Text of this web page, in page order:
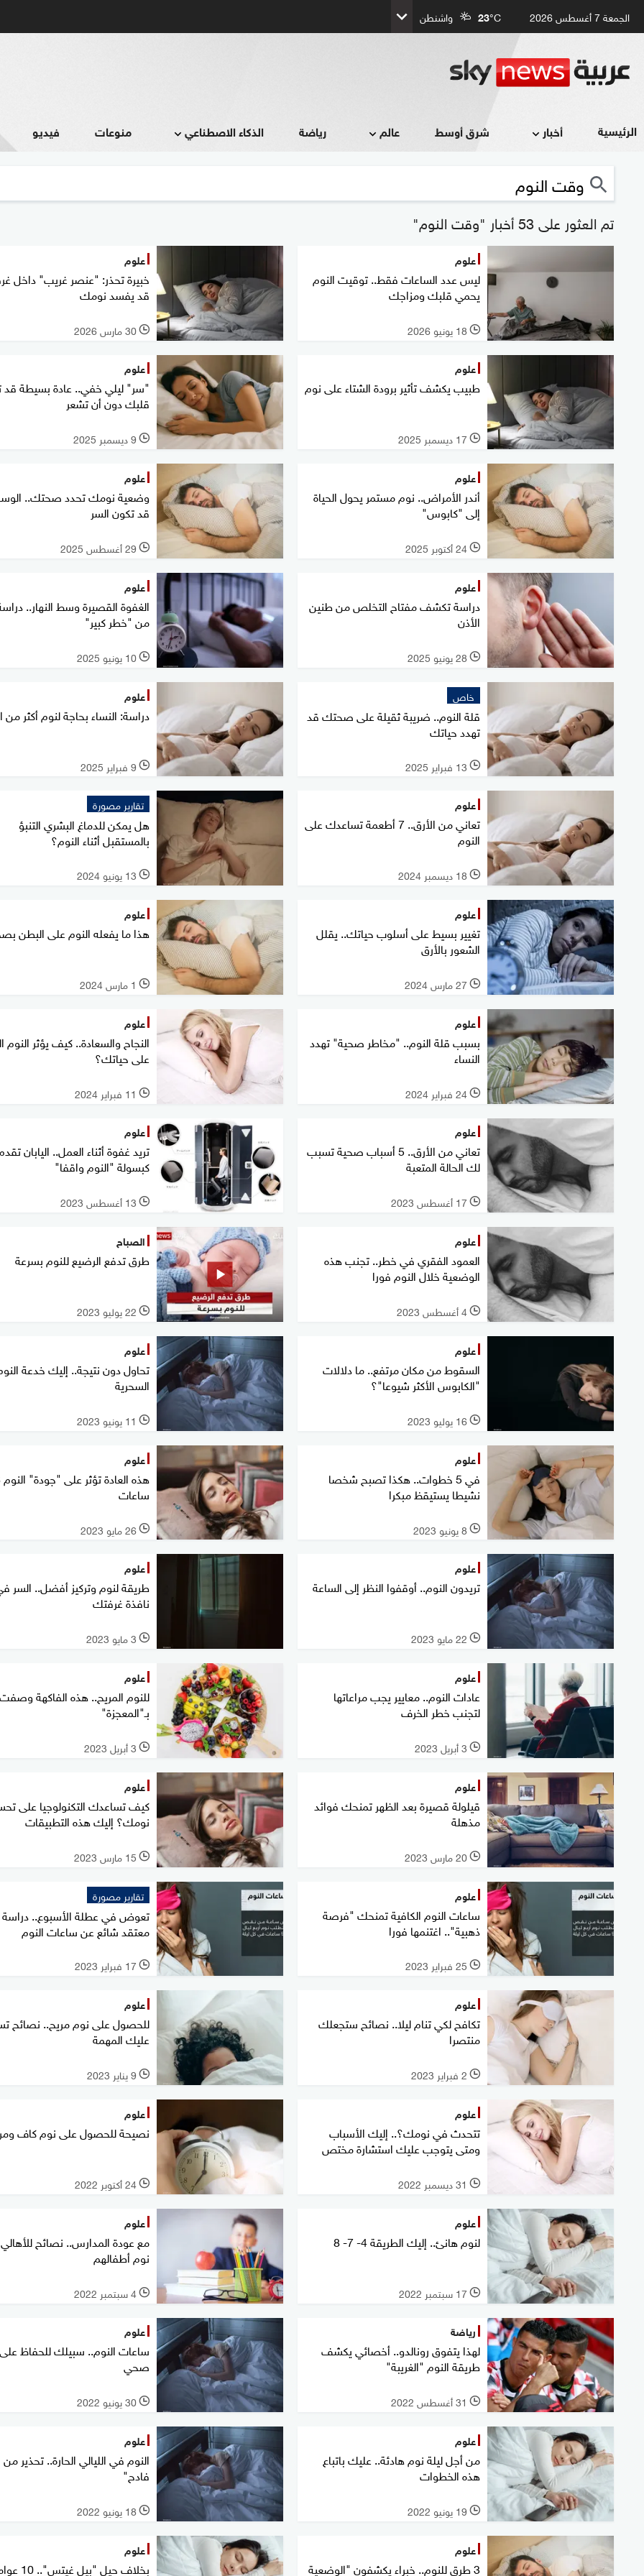
الجمعة 7 أغسطس 2026 23°C واشنطن
الرئيسية أخبار شرق أوسط عالم رياضة الذكاء الاصطناعي منوعات فيديو
تم العثور على 53 أخبار "وقت النوم"
علوم
ليس عدد الساعات فقط.. توقيت النوم
يحمي قلبك ومزاجك
l 18 يونيو 2026
علوم
خبيرة تحذر: "عنصر غريب" داخل
قد يفسد نومك
l 30 مارس 2026
علوم
طبيب يكشف تأثير برودة الشتاء على نوم
l 17 ديسمبر 2025
علوم
"سر" ليلي خفي.. عادة بسيطة قد
قلبك دون أن تشعر
l 9 ديسمبر 2025
علوم
أندر الأمراض.. نوم مستمر يحول الحياة
إلى "كابوس"
l 24 أكتوبر 2025
علوم
وضعية نومك تحدد صحتك..
قد تكون السر
l 29 أغسطس 2025
علوم
دراسة تكشف مفتاح التخلص من طنين
الأذن
l 28 يونيو 2025
علوم
الغفوة القصيرة وسط النهار..
من "خطر كبير"
l 10 يونيو 2025
خاص
قلة النوم.. ضريبة ثقيلة على صحتك قد
تهدد حياتك
l 13 فبراير 2025
علوم
دراسة: النساء بحاجة لنوم أكثر من
l 9 فبراير 2025
علوم
تعاني من الأرق.. 7 أطعمة تساعدك على
النوم
l 18 ديسمبر 2024
تقارير مصورة
هل يمكن للدماغ البشري التنبؤ
بالمستقبل أثناء النوم؟
l 13 يونيو 2024
علوم
تغيير بسيط على أسلوب حياتك.. يقلل
الشعور بالأرق
l 27 مارس 2024
علوم
هذا ما يفعله النوم على البطن
l 1 مارس 2024
علوم
بسبب قلة النوم.. "مخاطر صحية" تهدد
النساء
l 24 فبراير 2024
علوم
النجاح والسعادة.. كيف يؤثر النوم
على حياتك؟
l 11 فبراير 2024
علوم
تعاني من الأرق.. 5 أسباب صحية تسبب
لك الحالة المتعبة
l 17 أغسطس 2023
علوم
تريد غفوة أثناء العمل.. اليابان
كبسولة "النوم واقفا"
l 13 أغسطس 2023
علوم
العمود الفقري في خطر.. تجنب هذه
الوضعية خلال النوم فورا
l 4 أغسطس 2023
الصباح
طرق تدفع الرضيع للنوم بسرعة
l 22 يوليو 2023
علوم
السقوط من مكان مرتفع.. ما دلالات
"الكابوس الأكثر شيوعا"؟
l 16 يوليو 2023
علوم
تحاول دون نتيجة.. إليك خدعة
السحرية
l 11 يونيو 2023
علوم
في 5 خطوات.. هكذا تصبح شخصا
نشيطا يستيقظ مبكرا
l 8 يونيو 2023
علوم
هذه
ساعات
l 26 مايو 2023
علوم
تريدون النوم.. أوقفوا النظر إلى الساعة
l 22 مايو 2023
علوم
طريقة لنوم وتركيز أفضل.. السر
نافذة غرفتك
l 3 مايو 2023
علوم
عادات النوم.. معايير يجب مراعاتها
لتجنب خطر الخرف
l 3 أبريل 2023
علوم
للنوم المريح.. هذه الفاكهة وصفت
بـ"المعجزة"
l 3 أبريل 2023
علوم
قيلولة قصيرة بعد الظهر تمنحك فوائد
مذهلة
l 20 مارس 2023
علوم
كيف تساعدك التكنولوجيا على
نومك؟ إليك هذه التطبيقات
l 15 مارس 2023
علوم
ساعات النوم الكافية تمنحك "فرصة
ذهبية".. اغتنمها فورا
l 25 فبراير 2023
تقارير مصورة
تعوض في عطلة الأسبوع..
معتقد شائع عن ساعات النوم
l 17 فبراير 2023
علوم
تكافح لكي تنام ليلا.. نصائح ستجعلك
منتصرا
l 2 فبراير 2023
علوم
للحصول على نوم مريح.. نصائح
عليك المهمة
l 9 يناير 2023
علوم
تتحدث في نومك؟.. إليك الأسباب
ومتى يتوجب عليك استشارة مختص
l 31 ديسمبر 2022
علوم
نصيحة للحصول على نوم كاف
l 24 أكتوبر 2022
علوم
لنوم هانئ.. إليك الطريقة 4- 7- 8
l 17 سبتمبر 2022
علوم
مع عودة المدارس.. نصائح
نوم أطفالهم
l 4 سبتمبر 2022
رياضة
لهذا يتفوق رونالدو.. أخصائي يكشف
طريقة النوم "الغريبة"
l 31 أغسطس 2022
علوم
ساعات النوم.. سبيلك للحفاظ
صحي
l 30 يونيو 2022
علوم
من أجل ليلة نوم هادئة.. عليك باتباع
هذه الخطوات
l 19 يونيو 2022
علوم
النوم في الليالي الحارة.. تحذير
فادح"
l 18 يونيو 2022
علوم
3 طرق للنوم.. خبراء يكشفون "الوضعية
علوم
بخلاف حيل "بيل